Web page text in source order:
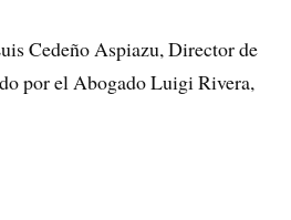
Cedeño Aspiazu, Director de
por el Abogado Luigi Rivera,